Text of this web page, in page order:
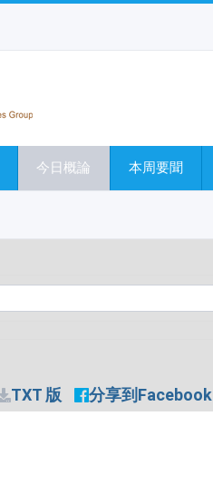
今日概論 本周要聞
TXT 版 分享到Facebook